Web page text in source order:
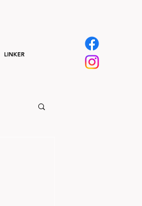
LINKER